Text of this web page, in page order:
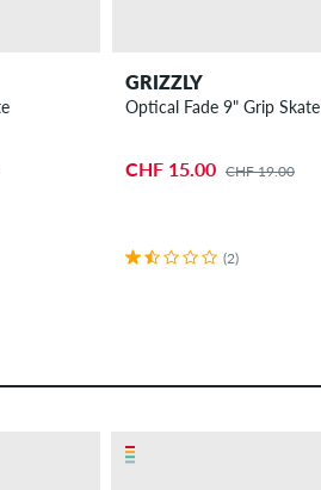
GRIZZLY
Optical Fade 9" Grip Skate
CHF 15.00 CHF 19.00
(2)